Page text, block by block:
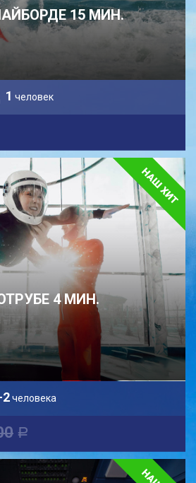
15 МИН.
1 человек
4 МИН.
2человека
a